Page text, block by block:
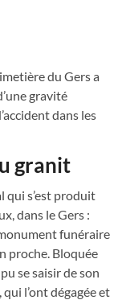
du Gers a
gravité
dans les
granit
qui s’est produit
dans le Gers :
funéraire
proche. Bloquée
se saisir de son
l’ont dégagée et